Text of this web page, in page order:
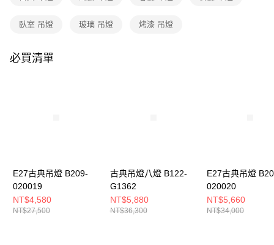
※ 交易是否成功請以「AFTEE先享後付 」之結帳頁面顯示為準，若有關於
４．使用「AFTEE先享後付」時，將依據個別帳號之用戶狀況，依本公司即
時審查核予不同之上限額度；若仍有額度不足之情形，本公司將視審查結果
５．嚴禁一人註冊多個帳號或使用他人資訊註冊。若發現惡意使用之情形，
恩沛科技股份有限公司將有權停止該用戶之使用額度並採取法律行動。
臥室 吊燈 玻璃 吊燈 烤漆 吊燈
必買清單
E27古典吊燈 B209-
020019
NT$4,580
NT$27,500
古典吊燈八燈 B122-
G1362
NT$5,880
NT$36,300
E27古典吊燈
020020
NT$5,660
NT$34,000